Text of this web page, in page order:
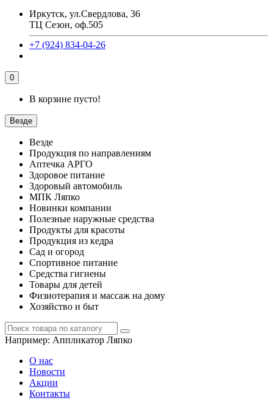
Иркутск, ул.Свердлова, 36
ТЦ Сезон, оф.505
+7 (924) 834-04-26
0
В корзине пусто!
Везде
Везде
Продукция по направлениям
Аптечка АРГО
Здоровое питание
Здоровый автомобиль
МПК Ляпко
Новинки компании
Полезные наружные средства
Продукты для красоты
Продукция из кедра
Сад и огород
Спортивное питание
Средства гигиены
Товары для детей
Физиотерапия и массаж на дому
Хозяйство и быт
Например: Аппликатор Ляпко
О нас
Новости
Акции
Контакты